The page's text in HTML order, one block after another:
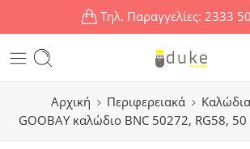
Τηλ. Παραγγελίες: 2333
Αρχική Περιφερειακά Καλώδια
GOOBAY καλώδιο BNC 50272, RG58,